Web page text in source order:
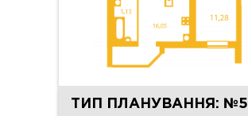
ТИП ПЛАНУВАННЯ: №5